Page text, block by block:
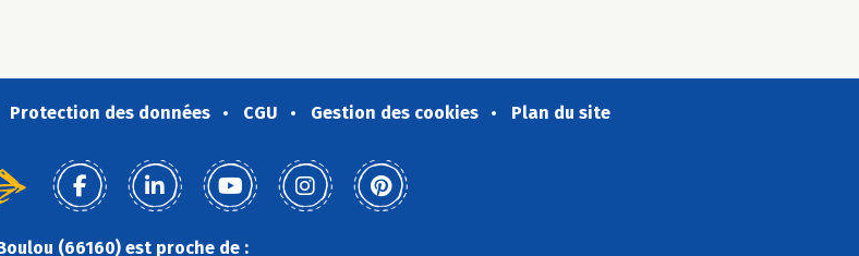
Protection des données CGU Gestion des cookies Plan du site
(66160) est proche de :